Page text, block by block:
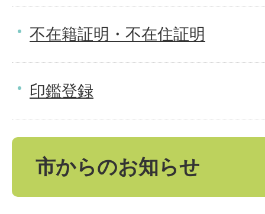
不在籍証明・不在住証明
印鑑登録
市からのお知らせ